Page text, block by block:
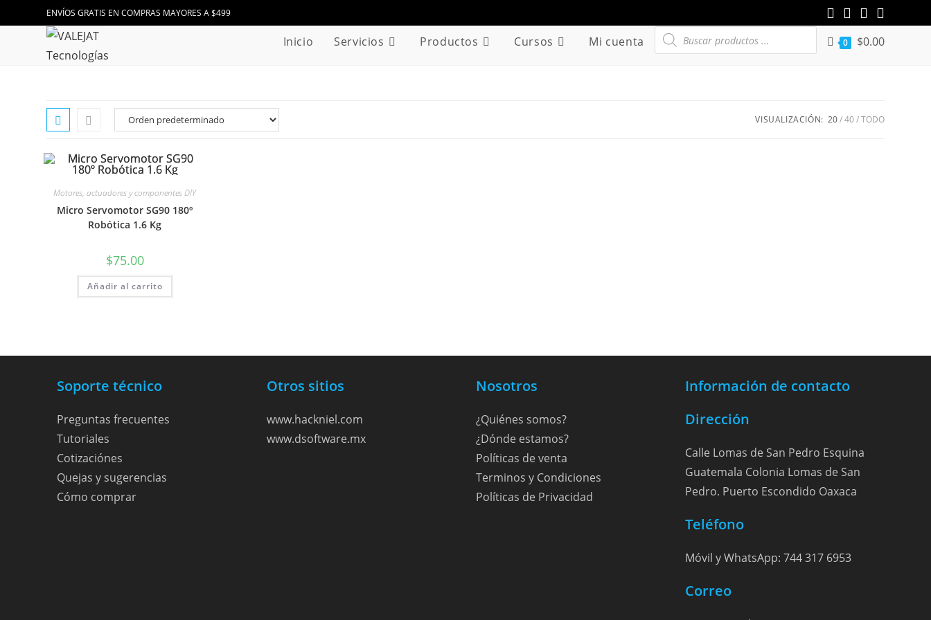
al
ENVÍOS GRATIS EN COMPRAS MAYORES A $499
Inicio Servicios Productos Cursos Mi cuenta
Búsqueda
de
productos
0 $0.00
VISUALIZACIÓN: 20 40 TODO
Motores, actuadores y componentes DIY
Micro Servomotor SG90 180º
Robótica 1.6 Kg
$75.00
Añadir al carrito
Soporte técnico
Preguntas frecuentes
Tutoriales
Cotizaciónes
Quejas y sugerencias
Cómo comprar
Otros sitios
www.hackniel.com
www.dsoftware.mx
Nosotros
¿Quiénes somos?
¿Dónde estamos?
Políticas de venta
Terminos y Condiciones
Políticas de Privacidad
Información de contacto
Dirección
Calle Lomas de San Pedro Esquina
Guatemala Colonia Lomas de San
Pedro. Puerto Escondido Oaxaca
Teléfono
Móvil y WhatsApp: 744 317 6953
Correo